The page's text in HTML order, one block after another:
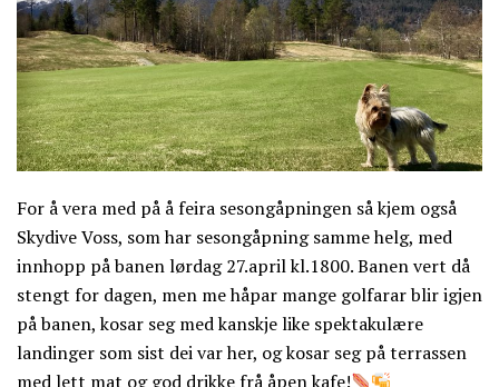
For å vera med på å feira sesongåpningen så kjem også
Skydive Voss, som har sesongåpning samme helg, med
innhopp på banen lørdag 27.april kl.1800. Banen vert då
stengt for dagen, men me håpar mange golfarar blir igjen
på banen, kosar seg med kanskje like spektakulære
landinger som sist dei var her, og kosar seg på terrassen
med lett mat og god drikke frå åpen kafe!